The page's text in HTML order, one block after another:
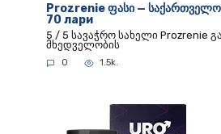
Prozrenie ფასი —
70 лари
5 / 5 სავაჭრო სახელი Prozrenie
მხედველობის
0 1.5k.